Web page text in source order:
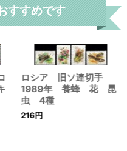
すすめです
ロシア 旧ソ連切手
1989年 養蜂 花 昆
虫 4種
216円